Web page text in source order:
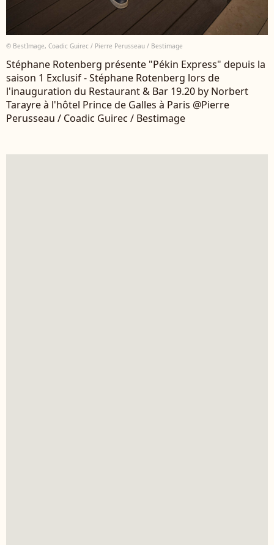
© BestImage, Coadic Guirec / Pierre Perusseau / Bestimage
Stéphane Rotenberg présente "Pékin Express" depuis la
saison 1 Exclusif - Stéphane Rotenberg lors de
l'inauguration du Restaurant & Bar 19.20 by Norbert
Tarayre à l'hôtel Prince de Galles à Paris @Pierre
Perusseau / Coadic Guirec / Bestimage